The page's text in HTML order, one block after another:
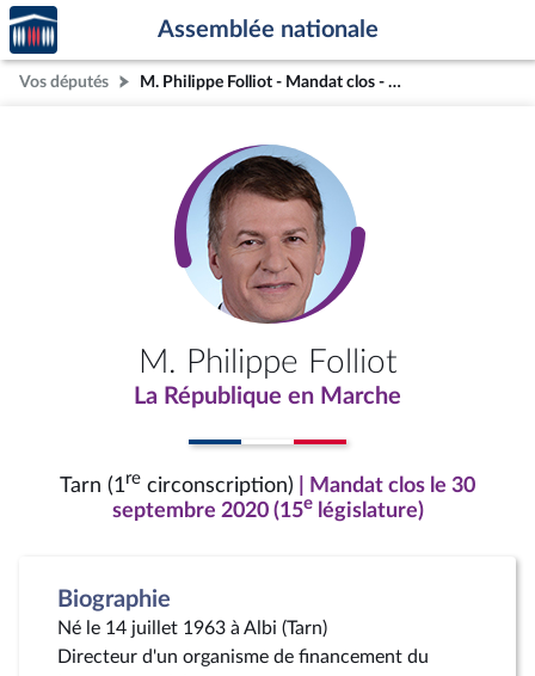
Aller au contenu
Aller en bas de la page
Accèder
à la
page
d'accueil
Assemblée nationale
Vos députés M. Philippe Folliot - Mandat clos - Tarn (1re circonscription)
M. Philippe Folliot
La République en Marche
Tarn (1re circonscription)
| Mandat clos le 30
septembre 2020 (15elégislature)
Biographie
Né le 14 juillet 1963 à Albi (Tarn)
Directeur d'un organisme de financement du